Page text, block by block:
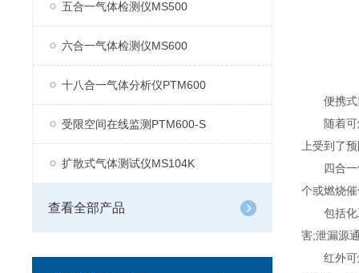
五合一气体检测仪MS500
六合一气体检测仪MS600
十八合一气体分析仪PTM600
受限空间在线监测PTM600-S
扩散式气体测试仪MS104K
查看全部产品
便携式四
随着可燃
上受到了
四合一气
个或燃烧
包括化工
害;泄漏源
红外可燃